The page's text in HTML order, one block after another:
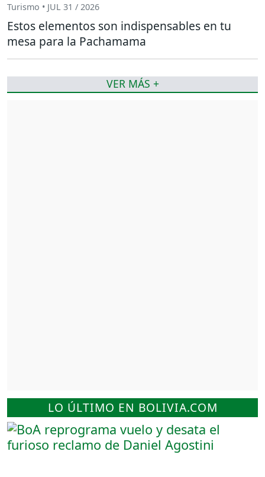
LO ÚLTIMO EN BOLIVIA.COM
Turismo • JUL 31 / 2026
Estos elementos son indispensables en tu
mesa para la Pachamama
VER MÁS +